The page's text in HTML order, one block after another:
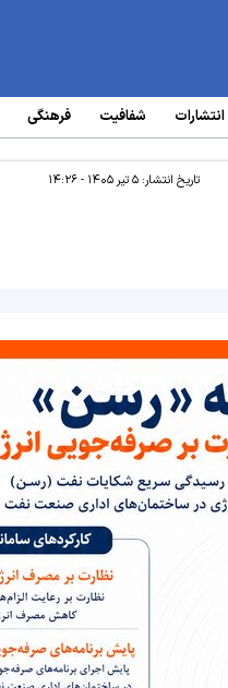
انتشارات شفافیت فرهنگی
تاریخ انتشار:۵ تیر ۱۴۰۵ - ۱۴:۲۶